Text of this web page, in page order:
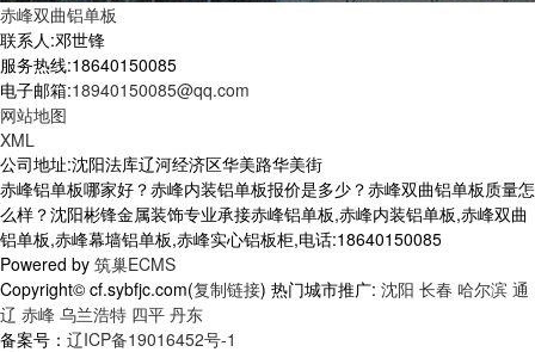
赤峰双曲铝单板
联系人:邓世锋
服务热线:18640150085
电子邮箱:18940150085@qq.com
网站地图
XML
公司地址:沈阳法库辽河经济区华美路华美街
赤峰铝单板哪家好？赤峰内装铝单板报价是多少？赤峰双曲铝单板质量怎
么样？沈阳彬锋金属装饰专业承接赤峰铝单板,赤峰内装铝单板,赤峰双曲
铝单板,赤峰幕墙铝单板,赤峰实心铝板柜,电话:18640150085
Powered by 筑巢ECMS
Copyright© cf.sybfjc.com(复制链接) 热门城市推广: 沈阳 长春 哈尔滨 通
辽 赤峰 乌兰浩特 四平 丹东
备案号： 辽ICP备19016452号-1